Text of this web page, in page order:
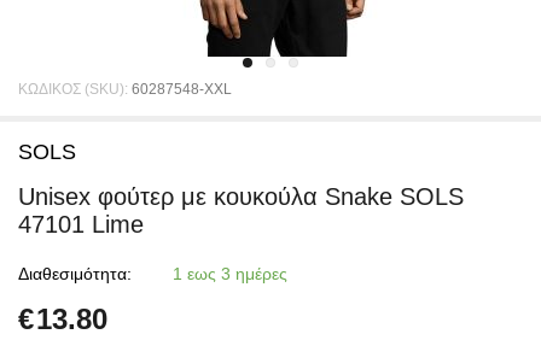
ΚΩΔΙΚΟΣ (SKU): 60287548-XXL
SOLS
Unisex φούτερ με κουκούλα Snake SOLS
47101 Lime
Διαθεσιμότητα: 1 εως 3 ημέρες
€13.80